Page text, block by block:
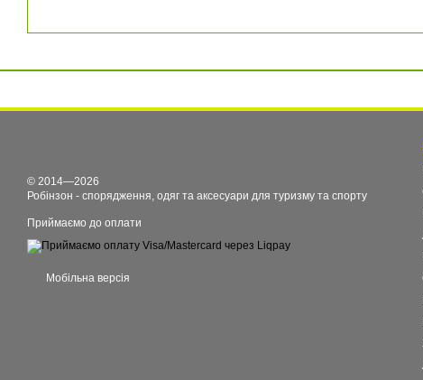
© 2014—2026
Робінзон - спорядження, одяг та аксесуари для туризму та спорту
Приймаємо до оплати
Мобільна версія